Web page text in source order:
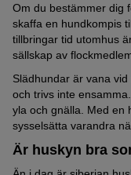
Om du bestämmer dig
skaffa en hundkompis
tillbringar tid utomhus
sällskap av
Slädhundar är vana
och trivs inte
yla och gnälla. Med en
sysselsätta varandra
Är huskyn bra